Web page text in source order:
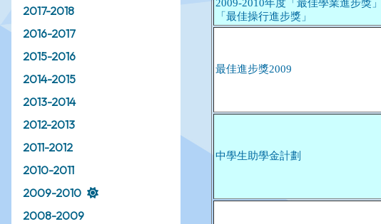
2017-2018
2016-2017
2015-2016
2014-2015
2013-2014
2012-2013
2011-2012
2010-2011
2009-2010
2008-2009